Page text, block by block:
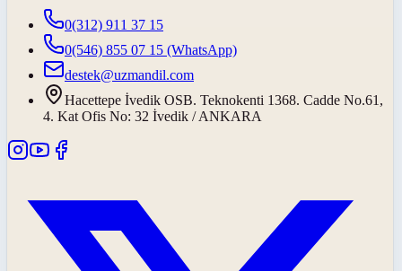
0(312) 911 37 15
0(546) 855 07 15 (WhatsApp)
destek@uzmandil.com
Hacettepe İvedik OSB. Teknokenti 1368. Cadde No.61,
4. Kat Ofis No: 32 İvedik / ANKARA